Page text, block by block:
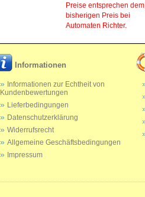
Preise entsprechen dem
bisherigen Preis bei
Automaten Richter.
Informationen
Informationen zur Echtheit von
Kundenbewertungen
Lieferbedingungen
Datenschutzerklärung
Widerrufsrecht
Allgemeine Geschäftsbedingungen
Impressum